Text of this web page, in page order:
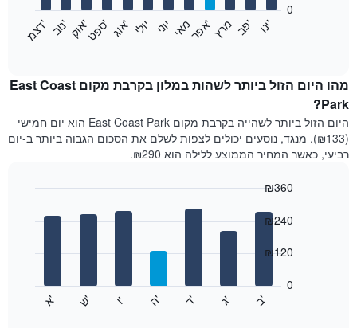
מחיר
הממוצע
של
חדר
בכל
חודש
המציגים
התרשים
י
נ
ו
' פ
ב​​​​​​​
' מרץא
פ
ר
' מאי יוני יולי א
ו
ג
' ס
פ
ט
' א
ו
ק
' נ
ו
ב
' ד
צ
מ
'
0
מהו היום הזול ביותר לשהות במלון בקרבת מקום East Coast
Park?
היום הזול ביותר לשהייה בקרבת מקום East Coast Park הוא יום חמישי
(₪133). מנגד, נוסעים יכולים לצפות לשלם את הסכום הגבוה ביותר ב-יום
רביעי, כאשר המחיר הממוצע ללילה הוא ₪290.
התרשים
ב
' ג
' ד
' ה
' ו
' ש
' א
'
0
₪120
₪240
₪360